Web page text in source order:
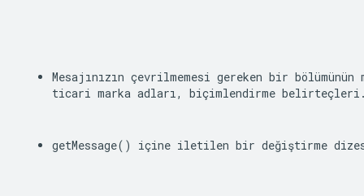
Mesajınızın çevrilmemesi gereken bir
ticari marka adları, biçimlendirme
getMessage() içine iletilen bir değiştirme